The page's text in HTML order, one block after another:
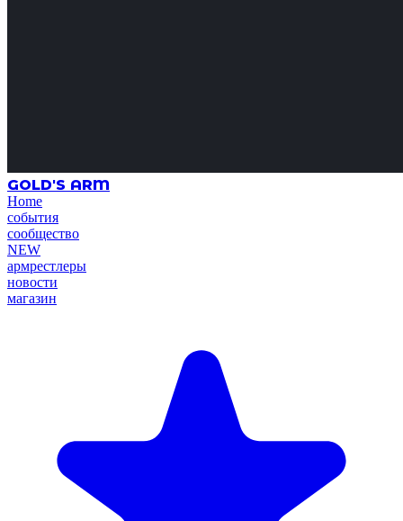
GOLD'S ARM
Home
события
сообщество
NEW
армрестлеры
новости
магазин